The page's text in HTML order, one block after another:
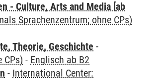
- Culture, Arts and Media [ab
Sprachenzentrum; ohne CPs)
Theorie, Geschichte -
CPs) - Englisch ab B2
- International Center: